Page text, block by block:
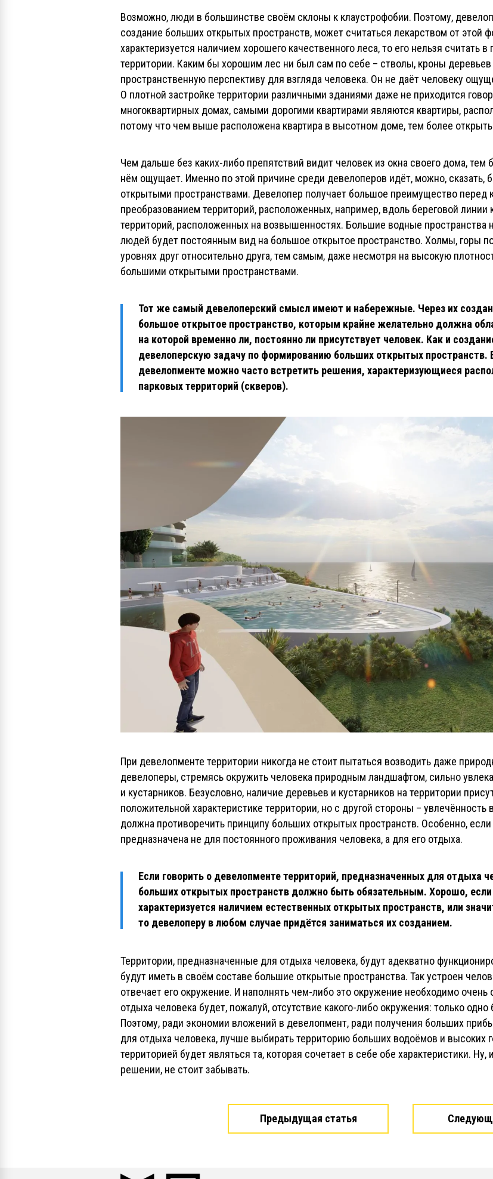
Возможно, люди в большинстве своём склоны к клаустрофобии. Поэтому,
создание больших открытых пространств, может считаться лекарством от этой
характеризуется наличием хорошего качественного леса, то его нельзя
территории. Каким бы хорошим лес ни был сам по себе – стволы, кроны
пространственную перспективу для взгляда человека. Он не даёт человеку
О плотной застройке территории различными зданиями даже не приходится
многоквартирных домах, самыми дорогими квартирами являются квартиры,
потому что чем выше расположена квартира в высотном доме, тем более
Чем дальше без каких-либо препятствий видит человек из окна своего дома,
нём ощущает. Именно по этой причине среди девелоперов идёт, можно, сказать,
открытыми пространствами. Девелопер получает большое преимущество перед
преобразованием территорий, расположенных, например, вдоль береговой линии
территорий, расположенных на возвышенностях. Большие водные пространства
людей будет постоянным вид на большое открытое пространство. Холмы, горы
уровнях друг относительно друга, тем самым, даже несмотря на высокую
большими открытыми пространствами.
Тот же самый девелоперский смысл имеют и набережные. Через их
большое открытое пространство, которым крайне желательно должна
на которой временно ли, постоянно ли присутствует человек. Как и
девелоперскую задачу по формированию больших открытых
девелопменте можно часто встретить решения, характеризующиеся
парковых территорий (скверов).
При девелопменте территории никогда не стоит пытаться возводить даже
девелоперы, стремясь окружить человека природным ландшафтом, сильно
и кустарников. Безусловно, наличие деревьев и кустарников на территории
положительной характеристике территории, но с другой стороны –
должна противоречить принципу больших открытых пространств. Особенно,
предназначена не для постоянного проживания человека, а для его отдыха.
Если говорить о девелопменте территорий, предназначенных для отдыха
больших открытых пространств должно быть обязательным. Хорошо, если
характеризуется наличием естественных открытых пространств, или
то девелоперу в любом случае придётся заниматься их созданием.
Территории, предназначенные для отдыха человека, будут адекватно
будут иметь в своём составе большие открытые пространства. Так устроен
отвечает его окружение. И наполнять чем-либо это окружение необходимо
отдыха человека будет, пожалуй, отсутствие какого-либо окружения: только
Поэтому, ради экономии вложений в девелопмент, ради получения больших
для отдыха человека, лучше выбирать территорию больших водоёмов и высоких
территорией будет являться та, которая сочетает в себе обе характеристики.
решении, не стоит забывать.
Предыдущая статья